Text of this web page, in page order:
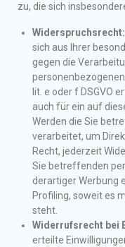
zu, die sich
Widerspruchsrecht:
sich aus Ihrer
gegen die
lit. e oder f DSGVO
auch für ein auf
Werden die Sie
verarbeitet, um
Recht, jederzeit
Sie betreffenden
derartiger Werbung
Profiling, soweit es
steht.
Widerrufsrecht bei
erteilte